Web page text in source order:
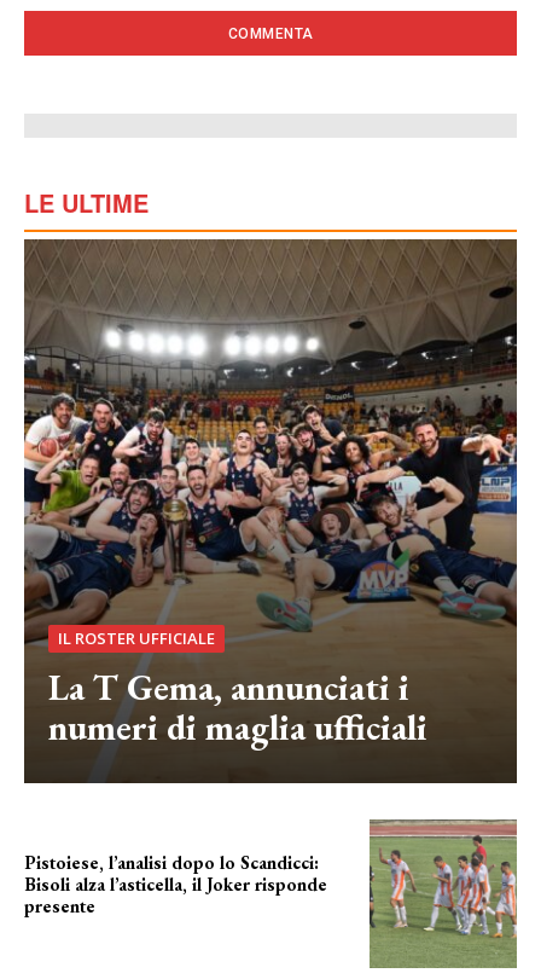
LE ULTIME
IL ROSTER UFFICIALE
La T Gema, annunciati i
numeri di maglia ufficiali
Pistoiese, l’analisi dopo lo Scandicci:
Bisoli alza l’asticella, il Joker risponde
presente